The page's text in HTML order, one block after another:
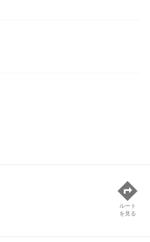
ルート
を見る